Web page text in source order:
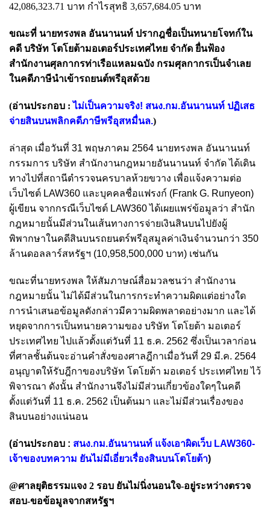
42,086,323.71 บาท กำไรสุทธิ 3,657,684.05 บาท
ขณะที่ นายทรงพล อันนานนท์ ปรากฎชื่อเป็นทนายโจทก์ใน
คดี บริษัท โตโยต้ามอเตอร์ประเทศไทย จำกัด ยื่นฟ้อง
สำนักงานศุลกากรท่าเรือแหลมฉบัง กรมศุลกากรเป็นจำเลย
ในคดีภาษีนำเข้ารถยนต์พรีอุสด้วย
(อ่านประกอบ :ไม่เป็นความจริง! สนง.กม.อันนานนท์ ปฏิเสธ
จ่ายสินบนพลิกคดีภาษีพรีอุสหมื่นล.)
ล่าสุด เมื่อวันที่ 31 พฤษภาคม 2564 นายทรงพล อันนานนท์
กรรมการ บริษัท สำนักงานกฎหมายอันนานนท์ จำกัด ได้เดิน
ทางไปที่สถานีตำรวจนครบาลห้วยขวาง เพื่อแจ้งความต่อ
เว็บไซต์ LAW360 และบุคคลชื่อแฟรงก์ (Frank G. Runyeon)
ผู้เขียน จากกรณีเว็บไซต์ LAW360 ได้เผยแพร่ข้อมูลว่า สำนัก
กฎหมายนั้นมีส่วนในเส้นทางการจ่ายเงินสินบนไปยังผู้
พิพากษาในคดีสินบนรถยนตร์พรีอุสมูลค่าเงินจำนวนกว่า 350
ล้านดอลลาร์สหรัฐฯ (10,958,500,000 บาท) เช่นกัน
ขณะที่นายทรงพล ให้สัมภาษณ์สื่อมวลชนว่า สำนักงาน
กฎหมายนั้น ไม่ได้มีส่วนในการกระทำความผิดแต่อย่างใด
การนำเสนอข้อมูลดังกล่าวมีความผิดพลาดอย่างมาก และได้
หยุดจากการเป็นทนายความของ บริษัท โตโยต้า มอเตอร์
ประเทศไทย ไปแล้วตั้งแต่วันที่ 11 ธ.ค. 2562 ซึ่งเป็นเวลาก่อน
ที่ศาลชั้นต้นจะอ่านคำสั่งของศาลฎีกาเมื่อวันที่ 29 มี.ค. 2564
อนุญาตให้รับฎีกาของบริษัท โตโยต้า มอเตอร์ ประเทศไทย ไว้
พิจารณา ดังนั้น สำนักงานจึงไม่มีส่วนเกี่ยวข้องใดๆในคดี
ตั้งแต่วันที่ 11 ธ.ค. 2562 เป็นต้นมา และไม่มีส่วนเรื่องของ
สินบนอย่างแน่นอน
(อ่านประกอบ : สนง.กม.อันนานนท์ แจ้งเอาผิดเว็บ LAW360-
เจ้าของบทความ ยันไม่มีเอี่ยวเรื่องสินบนโตโยต้า)
@ศาลยุติธรรมแจง 2 รอบ ยันไม่นิ่งนอนใจ-อยู่ระหว่างตรวจ
สอบ-ขอข้อมูลจากสหรัฐฯ